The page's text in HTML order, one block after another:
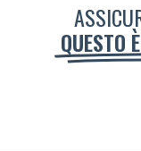
QUESTO